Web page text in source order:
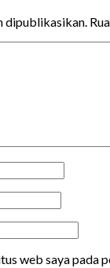
dipublikasikan.
web saya